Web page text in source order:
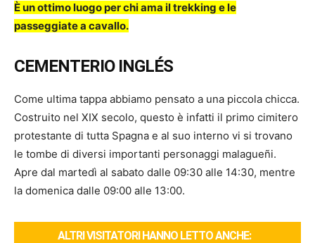
È un ottimo luogo per chi ama il trekking e le
passeggiate a cavallo.
CEMENTERIO INGLÉS
Come ultima tappa abbiamo pensato a una piccola chicca.
Costruito nel XIX secolo, questo è infatti il primo cimitero
protestante di tutta Spagna e al suo interno vi si trovano
le tombe di diversi importanti personaggi malagueñi.
Apre dal martedì al sabato dalle 09:30 alle 14:30, mentre
la domenica dalle 09:00 alle 13:00.
ALTRI VISITATORI HANNO LETTO ANCHE: